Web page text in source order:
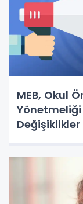
MEB, Okul
Yönetmeliği